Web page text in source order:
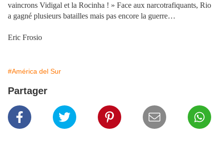
vaincrons Vidigal et la Rocinha ! » Face aux narcotrafiquants, Rio
a gagné plusieurs batailles mais pas encore la guerre…
Eric Frosio
#América del Sur
Partager